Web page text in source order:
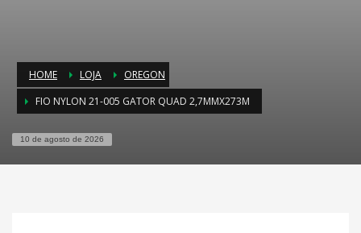
HOME LOJA
OREGON
FIO NYLON 21-005 GATOR QUAD 2,7MMX273M
10 de agosto de 2026